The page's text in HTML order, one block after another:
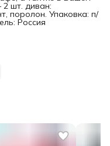
2 шт. диван:
поролон. Упаковка: п/
Россия